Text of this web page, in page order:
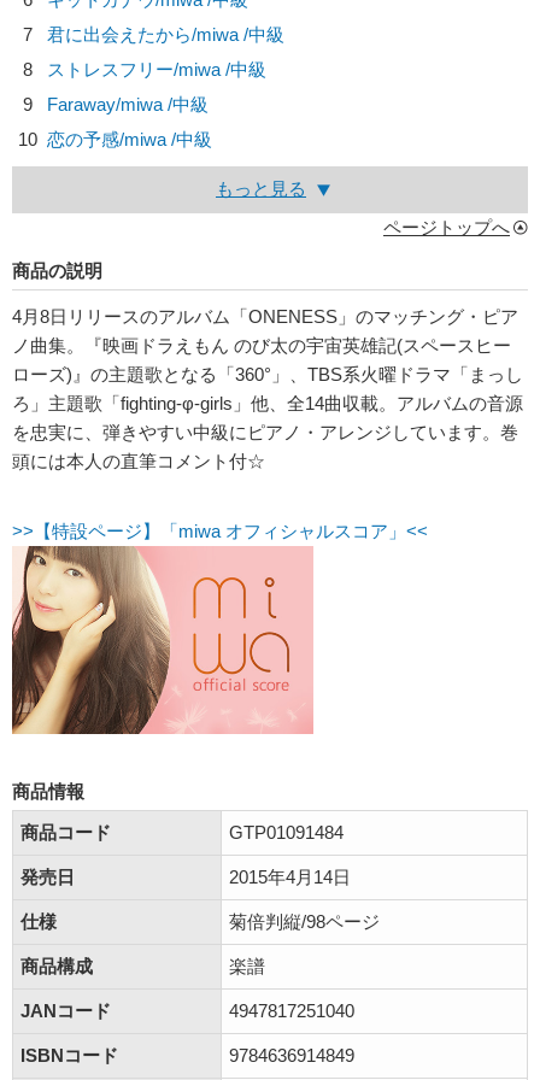
7
君に出会えたから/miwa /中級
8
ストレスフリー/miwa /中級
9
Faraway/miwa /中級
10 恋の予感/miwa /中級
もっと見る
ページトップへ
商品の説明
4月8日リリースのアルバム「ONENESS」のマッチング・ピア
ノ曲集。『映画ドラえもん のび太の宇宙英雄記(スペースヒー
ローズ)』の主題歌となる「360°」、TBS系火曜ドラマ「まっし
ろ」主題歌「fighting-φ-girls」他、全14曲収載。アルバムの音源
を忠実に、弾きやすい中級にピアノ・アレンジしています。巻
頭には本人の直筆コメント付☆
>>【特設ページ】「miwa オフィシャルスコア」<<
商品情報
商品コード
GTP01091484
発売日 2015年4月14日
仕様 菊倍判縦/98ページ
商品構成 楽譜
JANコード 4947817251040
ISBNコード 9784636914849